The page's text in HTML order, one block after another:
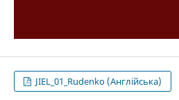
JIEL_01_Rudenko (Англійська)